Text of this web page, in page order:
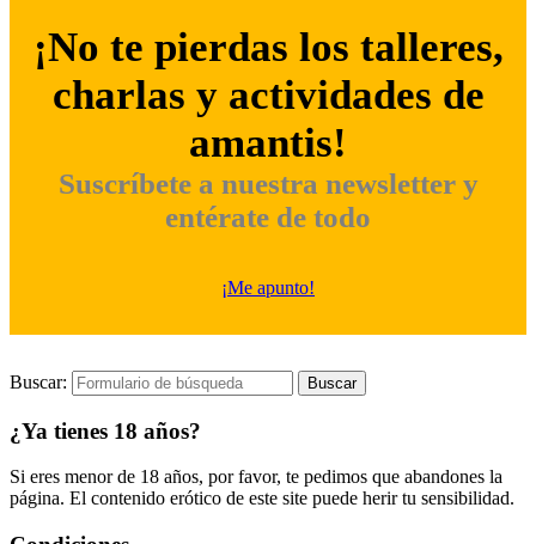
¡No te pierdas los talleres,
charlas y actividades de
amantis!
Suscríbete a nuestra newsletter y
entérate de todo
¡Me apunto!
Buscar:
¿Ya tienes 18 años?
Si eres menor de 18 años, por favor, te pedimos que abandones la
página. El contenido erótico de este site puede herir tu sensibilidad.